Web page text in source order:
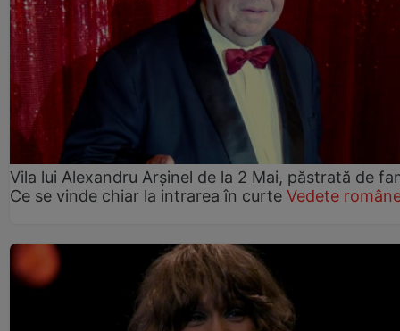
Vila lui Alexandru Arșinel de la 2 Mai, păstrată de
Ce se vinde chiar la intrarea în curte Vedete